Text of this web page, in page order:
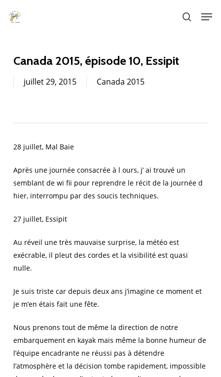
search
Canada 2015, épisode 10, Essipit
juillet 29, 2015 Canada 2015
28 juillet, Mal Baie
Après une journée consacrée à l ours, j’ ai trouvé un
semblant de wi fii pour reprendre le récit de la journée d
hier, interrompu par des soucis techniques.
27 juillet, Essipit
Au réveil une très mauvaise surprise, la météo est
exécrable, il pleut des cordes et la visibilité est quasi
nulle.
Je suis triste car depuis deux ans j’imagine ce moment et
je m’en étais fait une fête.
Nous prenons tout de même la direction de notre
embarquement en kayak mais même la bonne humeur de
l’équipe encadrante ne réussi pas à détendre
l’atmosphère et la décision tombe rapidement, impossible